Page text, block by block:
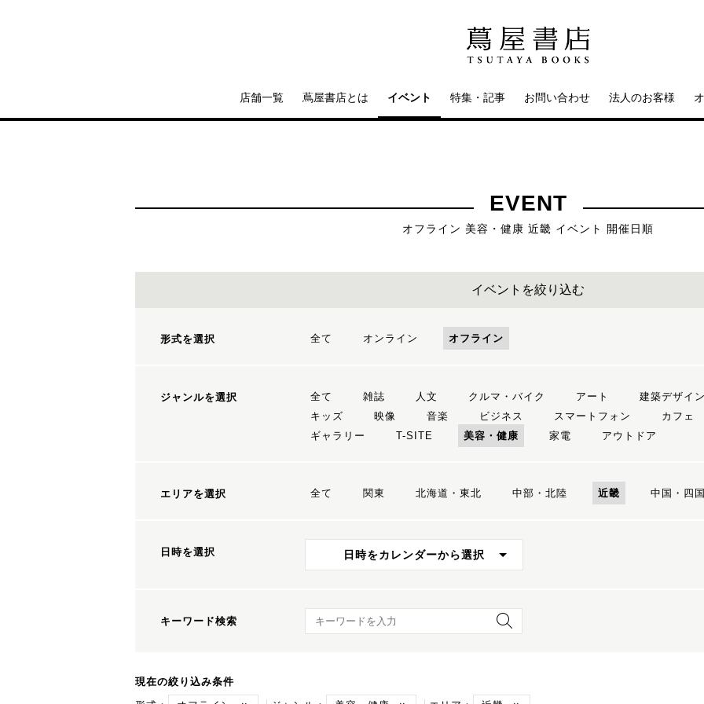
店舗一覧 蔦屋書店とは イベント 特集・記事 お問い合わせ 法人のお客様
EVENT
オフライン 美容・健康 近畿 イベント 開催日順
イベントを絞り込む
形式を選択 全て オンライン オフライン
ジャンルを選択 全て 雑誌 人文 クルマ・バイク アート 建築デザイン
キッズ
映像 音楽 ビジネス スマートフォン カフェ
ギャラリー
T-SITE 美容・健康 家電 アウトドア
エリアを選択 全て 関東 北海道・東北 中部・北陸 近畿 中国・四国
日時を選択 日時をカレンダーから選択
キーワード検索 キーワード検索
現在の絞り込み条件